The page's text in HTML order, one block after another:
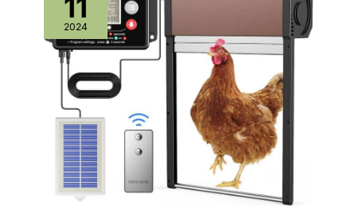
AVEC UNE GRANDE AIRE
D'ÉPARPILLEMENT – Avec une
surface d'éparpillage d'environ
1,3 m², l'enclos à poules offre
suffisamment d'espace pour
gratter, picorer et se déplacer.
Le poulailler peut être monté de
manière flexible sous forme
d'unité compacte ou avec un
enclos agrandi en forme de L.
Idéal comme enclos pour petits
animaux tels que poules,
cailles, lapins ou cochons
d'Inde, il s'adapte parfaitement
à différentes tailles de jardin.
11
2024